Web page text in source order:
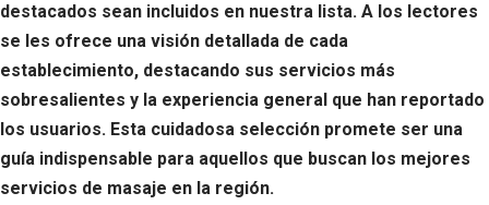
destacados sean incluidos en nuestra lista. A los lectores
se les ofrece una visión detallada de cada
establecimiento, destacando sus servicios más
sobresalientes y la experiencia general que han reportado
los usuarios. Esta cuidadosa selección promete ser una
guía indispensable para aquellos que buscan los mejores
servicios de masaje en la región.